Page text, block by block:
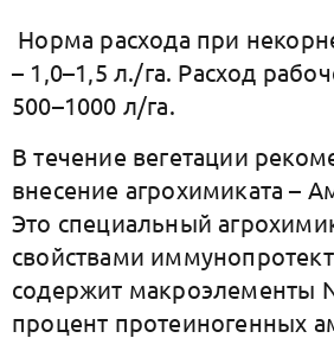
Норма расхода при
– 1,0–1,5 л./га. Расход
500–1000 л/га.
В течение вегетации
внесение агрохимиката –
Это специальный
свойствами
содержит макроэлементы
процент протеиногенных